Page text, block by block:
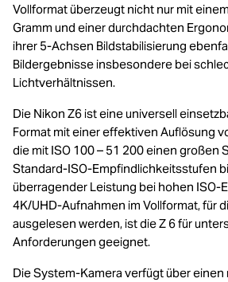
Vollformat überzeugt nicht nur mit
Gramm und einer durchdachten
ihrer 5-Achsen Bildstabilisierung
Bildergebnisse insbesondere bei
Lichtverhältnissen.
Die Nikon Z6 ist eine universell
Format mit einer effektiven Auflösung
die mit ISO 100 – 51 200 einen großen
Standard-ISO-Empfindlichkeitsstufen
überragender Leistung bei hohen ISO-
4K/UHD-Aufnahmen im Vollformat, für
ausgelesen werden, ist die Z 6 für
Anforderungen geeignet.
Die System-Kamera verfügt über